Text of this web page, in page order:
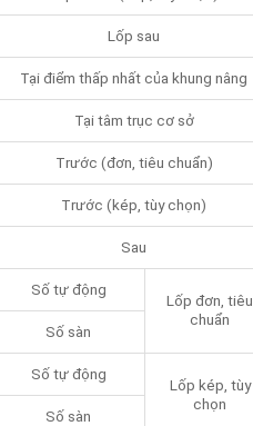
Lốp sau
Tại điểm thấp nhất của khung nâng
Tại tâm trục cơ sở
Trước (đơn, tiêu chuẩn)
Trước (kép, tùy chọn)
Sau
Số tự động
Lốp đơn, tiêu
chuẩn
Số sàn
Số tự động
Lốp kép, tùy
chọn
Số sàn